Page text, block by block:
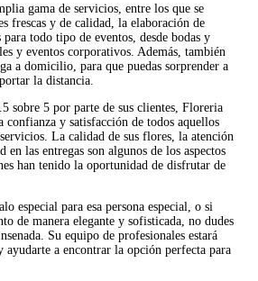
gama de servicios, entre los que se
frescas y de calidad, la elaboración de
todo tipo de eventos, desde bodas y
y eventos corporativos. Además, también
a domicilio, para que puedas sorprender a
la distancia.
sobre 5 por parte de sus clientes, Floreria
confianza y satisfacción de todos aquellos
La calidad de sus flores, la atención
las entregas son algunos de los aspectos
han tenido la oportunidad de disfrutar de
especial para esa persona especial, o si
de manera elegante y sofisticada, no dudes
Su equipo de profesionales estará
ayudarte a encontrar la opción perfecta para